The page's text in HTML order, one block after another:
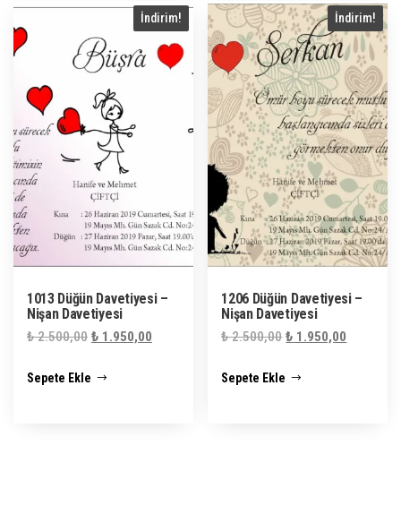
İndirim!
1013 Düğün Davetiyesi –
Nişan Davetiyesi
₺2.500,00 Orijinal
₺ 2.500,00.
₺ 1.950,00
Sepete Ekle
İndirim!
1206 Düğün Davetiyesi –
Nişan Davetiyesi
₺2.500,00 Orijinal
₺ 2.500,00.
₺ 1.950,00
Sepete Ekle